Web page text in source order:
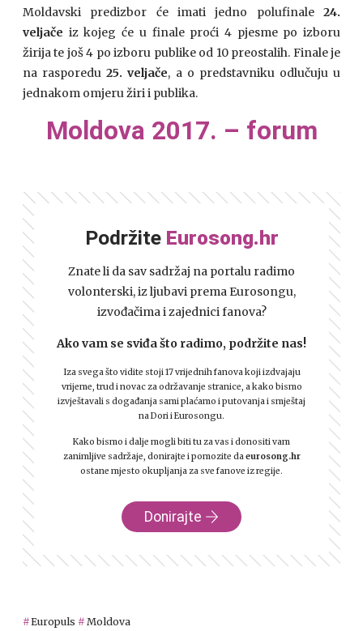
Moldavski predizbor će imati jedno polufinale24.
veljače iz kojeg će u finale proći 4 pjesme po izboru
žirija te još 4 po izboru publike od 10 preostalih. Finale je
na rasporedu25. veljače, a o predstavniku odlučuju u
jednakom omjeru žiri i publika.
Moldova 2017. – forum
Podržite Eurosong.hr
Znate li da sav sadržaj na portalu radimo
volonterski, iz ljubavi prema Eurosongu,
izvođačima i zajednici fanova?
Ako vam se sviđa što radimo, podržite nas!
Iza svega što vidite stoji 17 vrijednih fanova koji izdvajaju
vrijeme, trud i novac za održavanje stranice, a kako bismo
izvještavali s događanja sami plaćamo i putovanja i smještaj
na Dori i Eurosongu.
Kako bismo i dalje mogli biti tu za vas i donositi vam
zanimljive sadržaje, donirajte i pomozite daeurosong.hr
ostane mjesto okupljanja za sve fanove iz regije.
Donirajte
Europuls Moldova